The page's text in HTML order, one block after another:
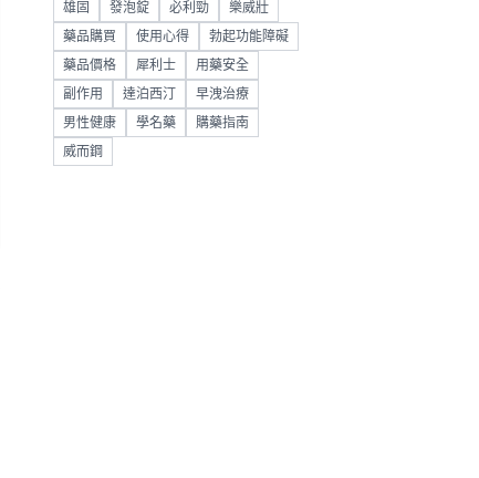
雄固 發泡錠 必利勁 樂威壯
藥品購買 使用心得 勃起功能障礙
藥品價格 犀利士 用藥安全
副作用 達泊西汀 早洩治療
男性健康 學名藥 購藥指南
威而鋼